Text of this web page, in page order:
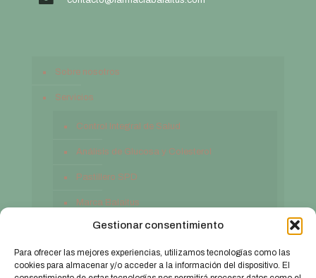
Gestionar consentimiento
Para ofrecer las mejores experiencias, utilizamos tecnologías como las
cookies para almacenar y/o acceder a la información del dispositivo. El
Sobre nosotros
Servicios
Control Integral de Salud
Análisis de Glucosa y Colesterol
Pastillero SPD
Marca Balaitus
Contacto